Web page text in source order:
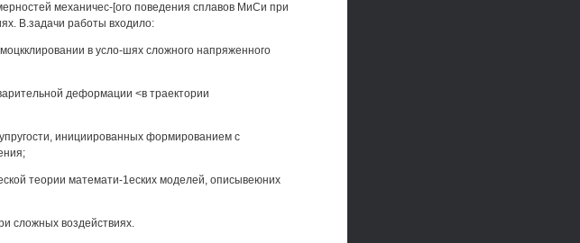
механичес-[ого поведения сплавов МиСи при
В.задачи работы входило:
в усло-шях сложного напряженного
деформации <в траектории
инициированных формированием с
теории математи-1еских моделей, описывеюних
сложных воздействиях.